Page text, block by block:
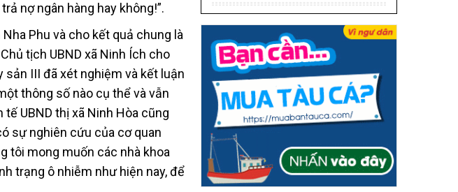
nợ ngân hàng hay không!”.
Phu và cho kết quả chung là
tịch UBND xã Ninh Ích cho
sản III đã xét nghiệm và kết luận
thông số nào cụ thể và vẫn
UBND thị xã Ninh Hòa cũng
sự nghiên cứu của cơ quan
tôi mong muốn các nhà khoa
trạng ô nhiễm như hiện nay, để